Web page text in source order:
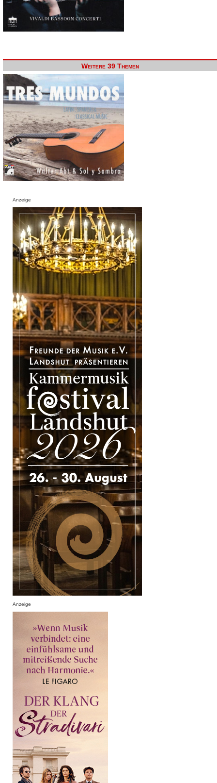
Weitere 39 Themen
Anzeige
Anzeige